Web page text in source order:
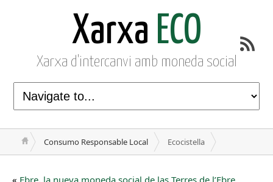
Xarxa ECO
Xarxa d'intercanvi amb moneda social
Consumo Responsable Local Ecocistella
« Ebre, la nueva moneda social de las Terres de l’Ebre